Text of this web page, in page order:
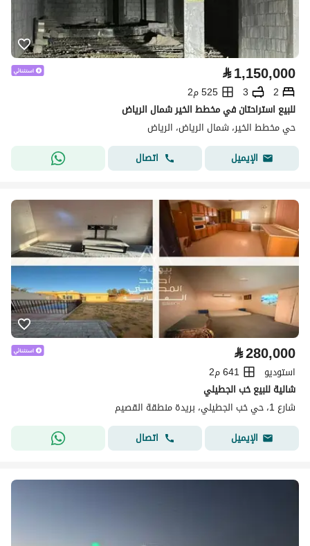
⃁1,150,000
2
3
525 م2
للبيع استراحتان في مخطط الخير شمال الرياض
حي مخطط الخير، شمال الرياض، الرياض
الإيميل
اتصال
⃁280,000
استوديو
641 م2
شالية للبيع خب الجطيلي
شارع 1، حي خب الجطيلي، بريدة منطقة القصيم
الإيميل
اتصال